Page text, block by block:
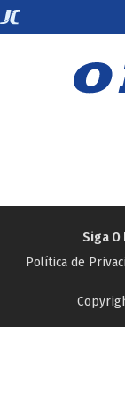
Siga O
Política de